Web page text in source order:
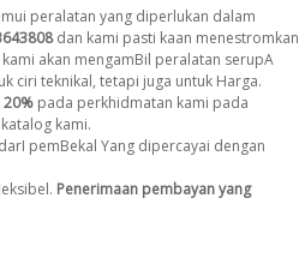
peralatan yang diperlukan dalam
dan kami pasti kaan menestromkan
akan mengamBil peralatan serupA
ciri teknikal, tetapi juga untuk Harga.
20% pada perkhidmatan kami pada
kami.
darI pemBekal Yang dipercayai dengan
Penerimaan pembayan yang